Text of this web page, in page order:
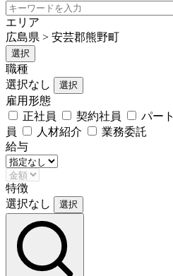
エリア
広島県 > 安芸郡熊野町
選択
職種
選択なし
選択
雇用形態
正社員
契約社員 パート
員
人材紹介
業務委託
給与
特徴
選択なし
選択